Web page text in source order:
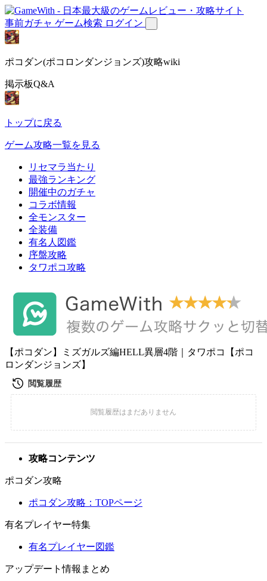
事前ガチャ ゲーム検索 ログイン
ポコダン(ポコロンダンジョンズ)攻略wiki
掲示板Q&A
トップに戻る
ゲーム攻略一覧を見る
リセマラ当たり
最強ランキング
開催中のガチャ
コラボ情報
全モンスター
全装備
有名人図鑑
序盤攻略
タワポコ攻略
【ポコダン】ミズガルズ編HELL異層4階｜タワポコ【ポコ
ロンダンジョンズ】
攻略コンテンツ
ポコダン攻略
ポコダン攻略：TOPページ
有名プレイヤー特集
有名プレイヤー図鑑
アップデート情報まとめ